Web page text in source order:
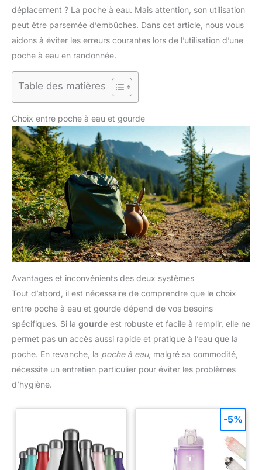
déplacement ? La poche à eau. Mais attention, son utilisation
peut être parsemée d’embûches. Dans cet article, nous vous
aidons à éviter les erreurs courantes lors de l’utilisation d’une
poche à eau en randonnée.
Table des matières
Choix entre poche à eau et gourde
Avantages et inconvénients des deux systèmes
Tout d’abord, il est nécessaire de comprendre que le choix
entre poche à eau et gourde dépend de vos besoins
spécifiques. Si la gourde est robuste et facile à remplir, elle ne
permet pas un accès aussi rapide et pratique à l’eau que la
poche. En revanche, la poche à eau, malgré sa commodité,
nécessite un entretien particulier pour éviter les problèmes
d’hygiène.
-5%